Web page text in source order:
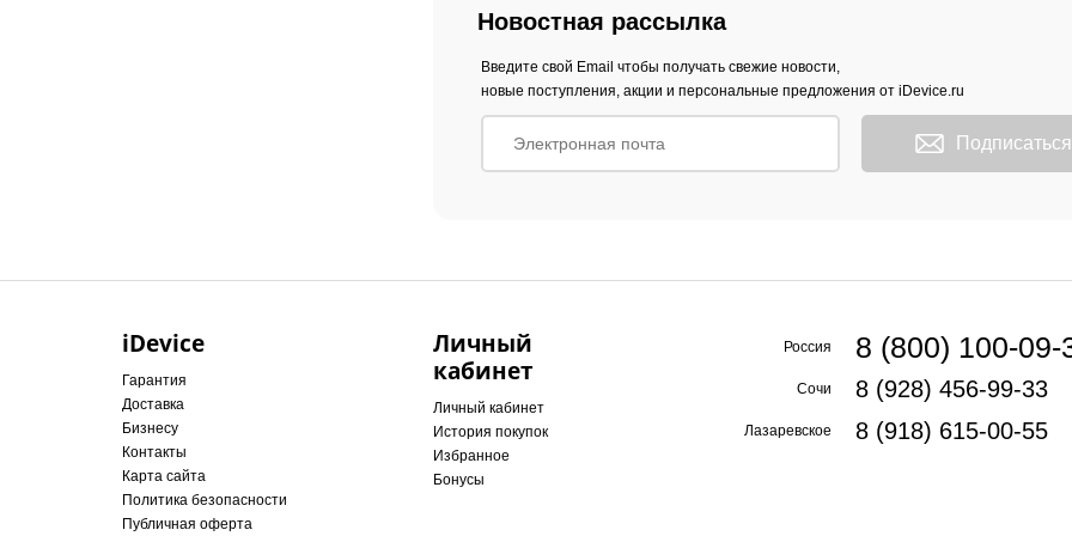
Новостная рассылка
Введите свой Email чтобы получать свежие новости,
новые поступления, акции и персональные предложения от iDevice.ru
Подписаться
iDevice
Гарантия
Доставка
Бизнесу
Контакты
Карта сайта
Политика безопасности
Публичная оферта
Личный
кабинет
Личный кабинет
История покупок
Избранное
Бонусы
Россия 8 (800) 100-09-
Сочи 8 (928) 456-99-33
Лазаревское 8 (918) 615-00-55